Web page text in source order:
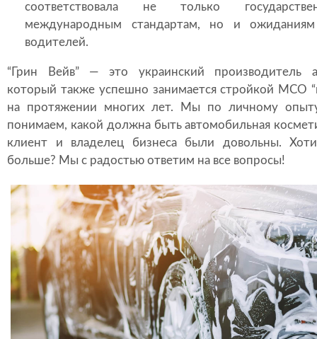
соответствовала не только
международным стандартам, но и
водителей.
“Грин Вейв” — это украинский производитель
который также успешно занимается стройкой МСО
на протяжении многих лет. Мы по личному
понимаем, какой должна быть автомобильная
клиент и владелец бизнеса были довольны.
больше? Мы с радостью ответим на все вопросы!